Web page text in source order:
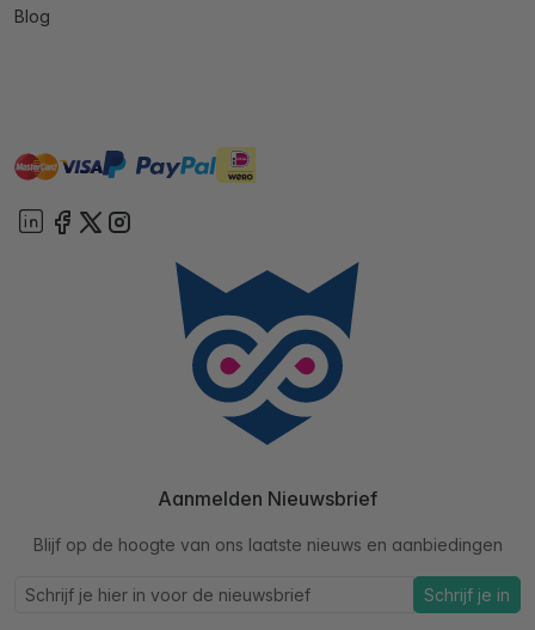
Blog
mastervisa paypal ideal
Aanmelden Nieuwsbrief
Blijf op de hoogte van ons laatste nieuws en aanbiedingen
Schrijf je in